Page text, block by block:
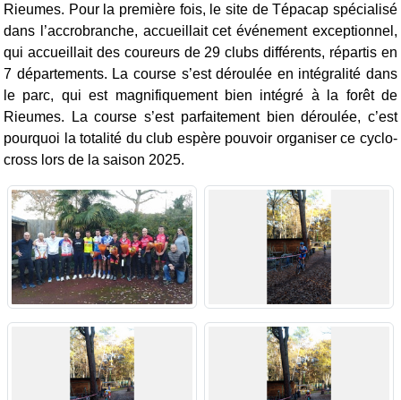
Rieumes. Pour la première fois, le site de Tépacap spécialisé
dans l’accrobranche, accueillait cet événement exceptionnel,
qui accueillait des coureurs de 29 clubs différents, répartis en
7 départements. La course s’est déroulée en intégralité dans
le parc, qui est magnifiquement bien intégré à la forêt de
Rieumes. La course s’est parfaitement bien déroulée, c’est
pourquoi la totalité du club espère pouvoir organiser ce cyclo-
cross lors de la saison 2025.